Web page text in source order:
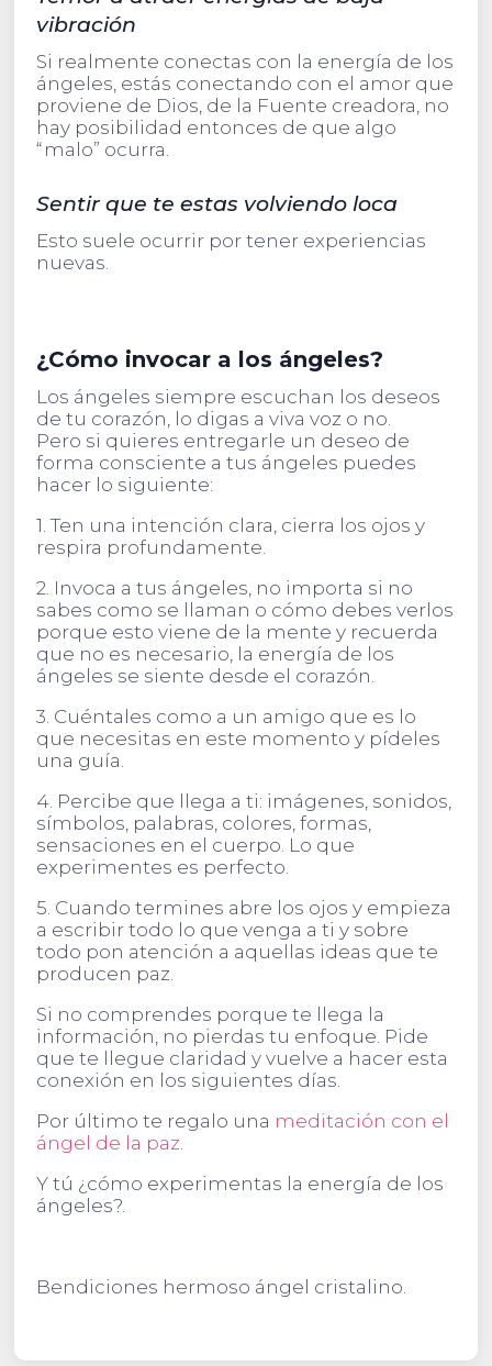
vibración
Si realmente conectas con la energía de los
ángeles, estás conectando con el amor que
proviene de Dios, de la Fuente creadora, no
hay posibilidad entonces de que algo
“malo” ocurra.
Sentir que te estas volviendo loca
Esto suele ocurrir por tener experiencias
nuevas.
¿Cómo invocar a los ángeles?
Los ángeles siempre escuchan los deseos
de tu corazón, lo digas a viva voz o no.
Pero si quieres entregarle un deseo de
forma consciente a tus ángeles puedes
hacer lo siguiente:
1. Ten una intención clara, cierra los ojos y
respira profundamente.
2. Invoca a tus ángeles, no importa si no
sabes como se llaman o cómo debes verlos
porque esto viene de la mente y recuerda
que no es necesario, la energía de los
ángeles se siente desde el corazón.
3. Cuéntales como a un amigo que es lo
que necesitas en este momento y pídeles
una guía.
4. Percibe que llega a ti: imágenes, sonidos,
símbolos, palabras, colores, formas,
sensaciones en el cuerpo. Lo que
experimentes es perfecto.
5. Cuando termines abre los ojos y empieza
a escribir todo lo que venga a ti y sobre
todo pon atención a aquellas ideas que te
producen paz.
Si no comprendes porque te llega la
información, no pierdas tu enfoque. Pide
que te llegue claridad y vuelve a hacer esta
conexión en los siguientes días.
Por último te regalo una meditación con el
ángel de la paz.
Y tú ¿cómo experimentas la energía de los
ángeles?.
Bendiciones hermoso ángel cristalino.